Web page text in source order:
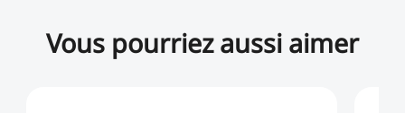
Vous pourriez aussi aimer